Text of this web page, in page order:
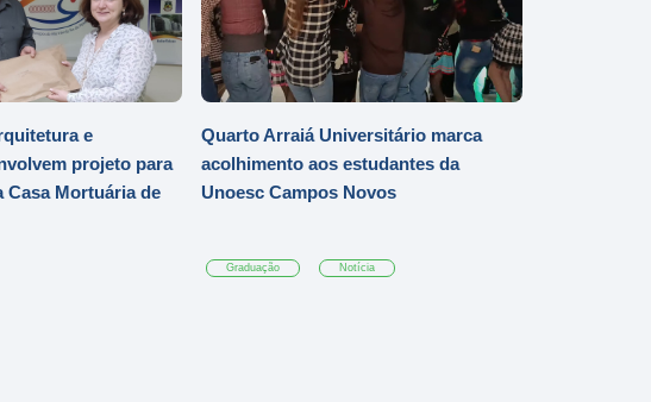
e
projeto para
Casa Mortuária de
Quarto Arraiá Universitário marca
acolhimento aos estudantes da
Unoesc Campos Novos
Graduação Notícia